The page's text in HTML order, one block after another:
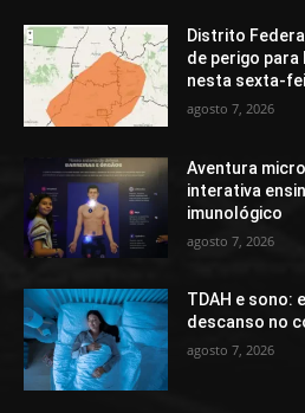
Distrito
de perigo para
nesta sexta-
agosto 7, 2026
Aventura
interativa
imunológico
agosto 7, 2026
TDAH e sono:
descanso no
agosto 7, 2026